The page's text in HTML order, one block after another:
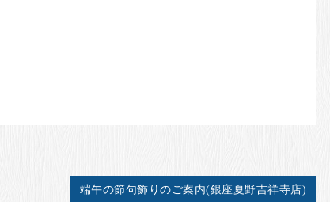
端午の節句飾りのご案内(銀座夏野吉祥寺店)